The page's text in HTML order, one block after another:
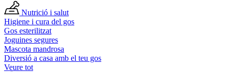
Nutrició i salut
Higiene i cura del gos
Gos esterilitzat
Joguines segures
Mascota mandrosa
Diversió a casa amb el teu gos
Veure tot